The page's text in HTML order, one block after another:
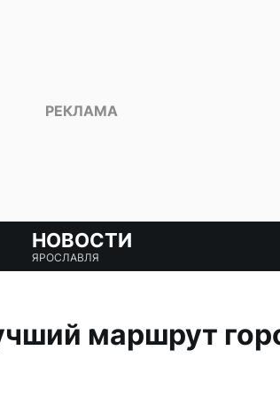
НОВОСТИ
ЯРОСЛАВЛЯ
маршрут